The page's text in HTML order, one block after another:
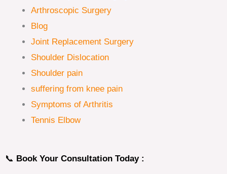
Arthroscopic Surgery
Blog
Joint Replacement Surgery
Shoulder Dislocation
Shoulder pain
suffering from knee pain
Symptoms of Arthritis
Tennis Elbow
📞 Book Your Consultation Today :